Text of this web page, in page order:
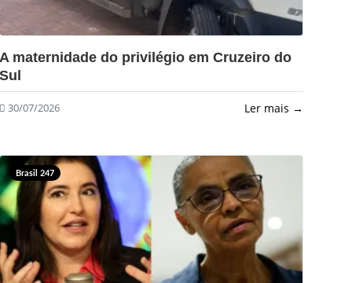
?>
A maternidade do privilégio em Cruzeiro do
Sul
30/07/2026 Ler mais →
Brasil 247